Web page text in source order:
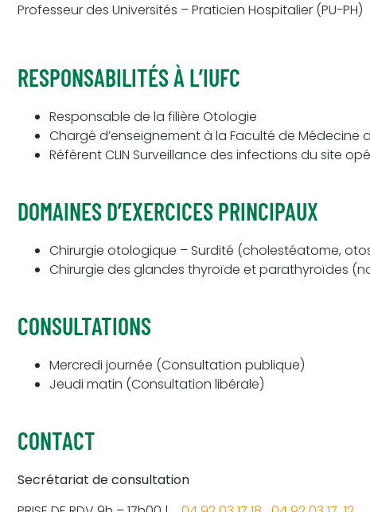
Professeur des Universités – Praticien Hospitalier (PU-PH)
RESPONSABILITÉS À L’IUFC
Responsable de la filière Otologie
Chargé d’enseignement à la Faculté de Médecine
Référent CLIN Surveillance des infections du site
DOMAINES D’EXERCICES PRINCIPAUX
Chirurgie otologique – Surdité (cholestéatome,
Chirurgie des glandes thyroïde et parathyroïdes
CONSULTATIONS
Mercredi journée (Consultation publique)
Jeudi matin (Consultation libérale)
CONTACT
Secrétariat de consultation